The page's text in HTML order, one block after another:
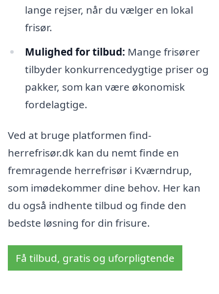
lange rejser, når du vælger en lokal
frisør.
Mulighed for tilbud: Mange frisører
tilbyder konkurrencedygtige priser og
pakker, som kan være økonomisk
fordelagtige.
Ved at bruge platformen find-
herrefrisør.dk kan du nemt finde en
fremragende herrefrisør i Kværndrup,
som imødekommer dine behov. Her kan
du også indhente tilbud og finde den
bedste løsning for din frisure.
Få tilbud, gratis og uforpligtende